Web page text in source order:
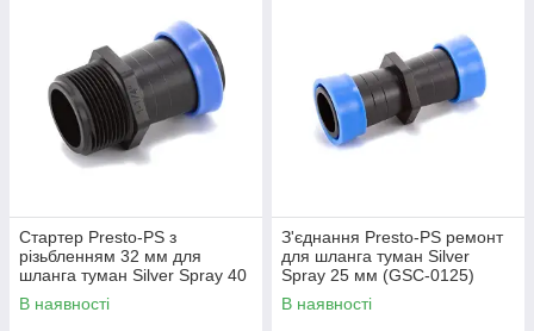
Стартер Presto-PS з
різьбленням 32 мм для
шланга туман Silver Spray 40
мм (GSM-014040)
В наявності
З'єднання Presto-PS ремонт
для шланга туман Silver
Spray 25 мм (GSC-0125)
В наявності